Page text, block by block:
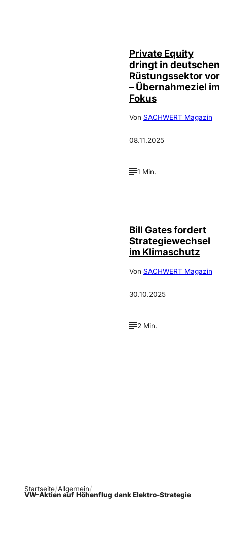
Private Equity
dringt in deutschen
Rüstungssektor vor
– Übernahmeziel im
Fokus
Von SACHWERT Magazin
08.11.2025
1 Min.
Bill Gates fordert
Strategiewechsel
im Klimaschutz
Von SACHWERT Magazin
30.10.2025
2 Min.
Startseite Allgemein
VW-Aktien auf Höhenflug dank Elektro-Strategie